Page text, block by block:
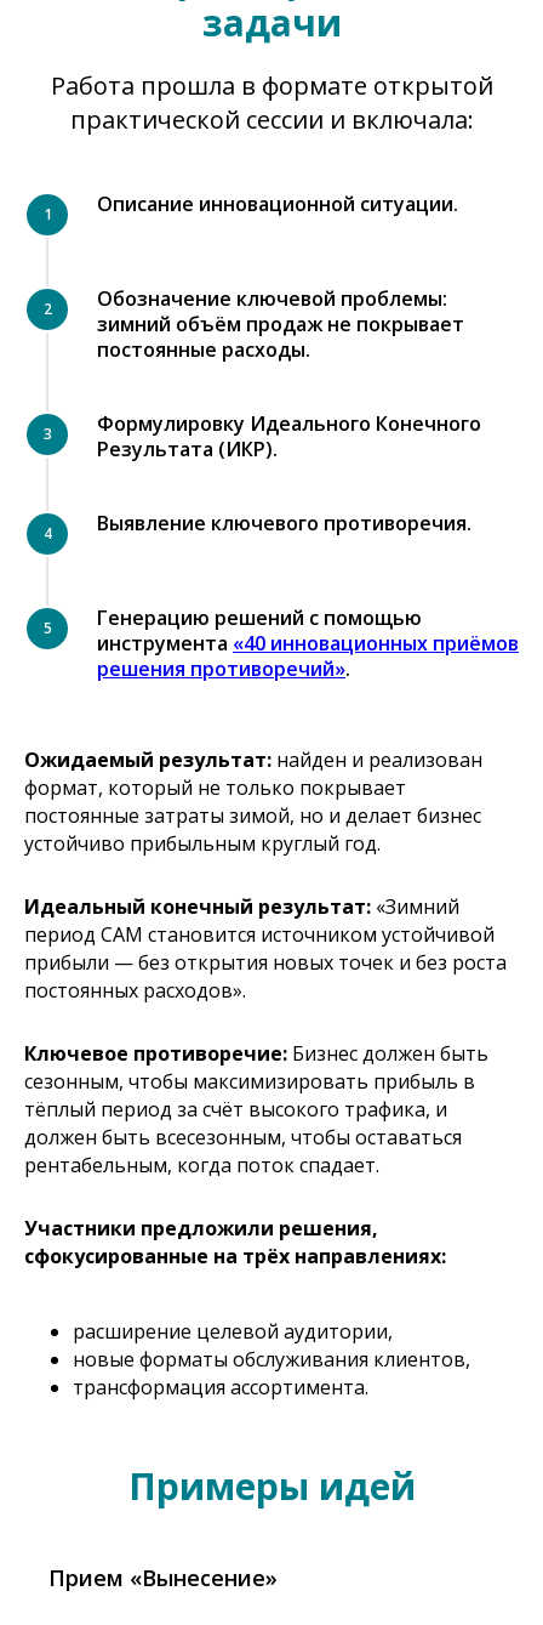
задачи
Работа прошла в формате открытой
практической сессии и включала:
Описание инновационной ситуации.
Обозначение ключевой проблемы:
зимний объём продаж не покрывает
постоянные расходы.
Формулировку Идеального Конечного
Результата (ИКР).
Выявление ключевого противоречия.
Генерацию решений с помощью
инструмента «40 инновационных приёмов
решения противоречий».
Ожидаемый результат: найден и реализован
формат, который не только покрывает
постоянные затраты зимой, но и делает бизнес
устойчиво прибыльным круглый год.
Идеальный конечный результат: «Зимний
период САМ становится источником устойчивой
прибыли — без открытия новых точек и без роста
постоянных расходов».
Ключевое противоречие: Бизнес должен быть
сезонным, чтобы максимизировать прибыль в
тёплый период за счёт высокого трафика, и
должен быть всесезонным, чтобы оставаться
рентабельным, когда поток спадает.
Участники предложили решения,
сфокусированные на трёх направлениях:
расширение целевой аудитории,
новые форматы обслуживания клиентов,
трансформация ассортимента.
Примеры идей
Прием «Вынесение»